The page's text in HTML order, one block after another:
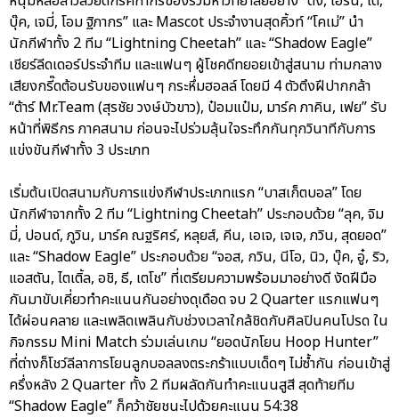
บุ๊ค, เจมี่, โอม ฐิภากร” และ Mascot ประจำงานสุดคิ้วท์ “โคเม่” นำ
นักกีฬาทั้ง 2 ทีม “Lightning Cheetah” และ “Shadow Eagle”
เชียร์ลีดเดอร์ประจำทีม และแฟนๆ ผู้โชคดีทยอยเข้าสู่สนาม ท่ามกลาง
เสียงกรี๊ดต้อนรับของแฟนๆ กระหึ่มฮอลล์ โดยมี 4 ตัวตึงฝีปากกล้า
“ต้าร์ Mr.Team (สุรชัย วงษ์บัวขาว), ป๋อมแป๋ม, มาร์ค ภาคิน, เฟย” รับ
หน้าที่พิธีกร ภาคสนาม ก่อนจะไปร่วมลุ้นใจระทึกกันทุกวินาทีกับการ
แข่งขันกีฬาทั้ง 3 ประเภท
เริ่มต้นเปิดสนามกับการแข่งกีฬาประเภทแรก “บาสเก็ตบอล” โดย
นักกีฬาจากทั้ง 2 ทีม “Lightning Cheetah” ประกอบด้วย “ลุค, จิม
มี่, ปอนด์, ภูวิน, มาร์ค ณฐริศร์, หลุยส์, คีน, เอเจ, เจเจ, ภวิน, สุดยอด”
และ “Shadow Eagle” ประกอบด้วย “จอส, กวิน, นีโอ, นิว, บุ๊ค, อู๋, ริว,
แอสตัน, ไตเติ้ล, อชิ, ธี, เตโช” ที่เตรียมความพร้อมมาอย่างดี งัดฝีมือ
กันมาขับเคี่ยวทำคะแนนกันอย่างดุเดือด จบ 2 Quarter แรกแฟนๆ
ได้ผ่อนคลาย และเพลิดเพลินกับช่วงเวลาใกล้ชิดกับศิลปินคนโปรด ใน
กิจกรรม Mini Match ร่วมเล่นเกม “ยอดนักโยน Hoop Hunter”
ที่ต่างก็โชว์ลีลาการโยนลูกบอลลงตระกร้าแบบเด็ดๆ ไม่ซ้ำกัน ก่อนเข้าสู่
ครึ่งหลัง 2 Quarter ทั้ง 2 ทีมผลัดกันทำคะแนนสูสี สุดท้ายทีม
“Shadow Eagle” ก็คว้าชัยชนะไปด้วยคะแนน 54:38